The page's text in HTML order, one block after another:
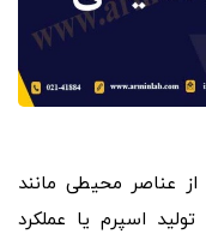
عناصر محیطی مانند
اسپرم یا عملکرد